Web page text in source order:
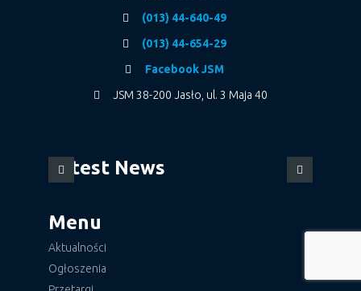
(013) 44-640-49
(013) 44-654-29
Facebook JSM
JSM 38-200 Jasło, ul. 3 Maja 40
Latest News
Menu
Aktualności
Ogłoszenia